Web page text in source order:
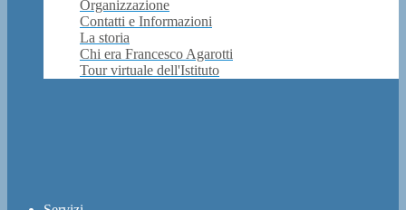
Organizzazione
Contatti e Informazioni
La storia
Chi era Francesco Agarotti
Tour virtuale dell'Istituto